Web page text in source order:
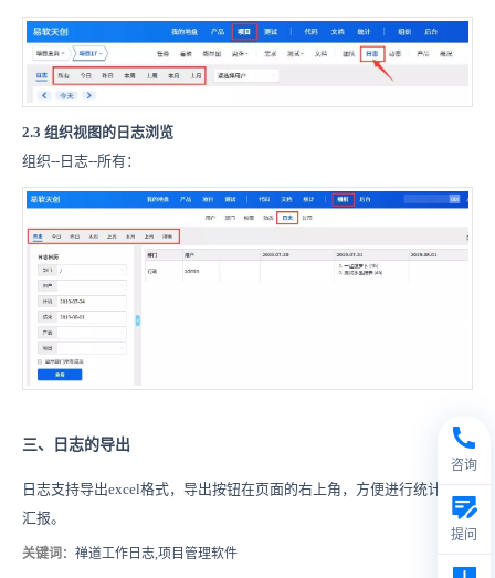
2.3 组织视图的日志浏览
组织--日志--所有：
三、日志的导出
日志支持导出excel格式， 导出按钮在页面的右上角，方便进行统计或者
汇报。
关键词 ：禅道工作日志,项目管理软件
咨询
提问